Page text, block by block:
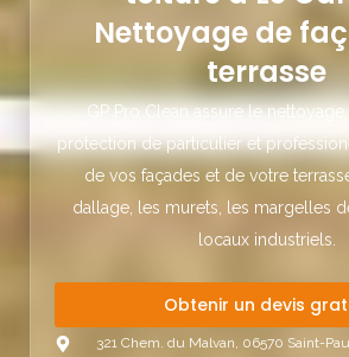
Nettoyage de
terrasse
GP Pro Clean assure le
protection de particulier et
de vos façades et de votre
dallage, les murets, les margelles
locaux industriels.
Obtenir un devis
321 Chem. du Malvan, 06570 Saint-